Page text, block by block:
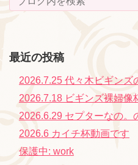
最近の投稿
2026.7.25 代々木ビギンズ
2026.7.18 ビギンズ裸婦像
2026.6.29 セプターなの。
2026.6 カイチ杯動画です
保護中: work